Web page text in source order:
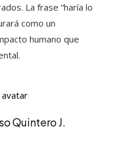
La frase “haría lo
como un
humano que
Quintero J.